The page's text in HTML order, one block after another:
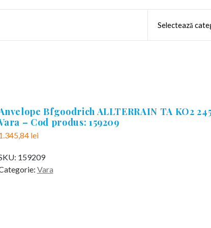
Bfgoodrich ALLTERRAIN TA KO2
– Cod produs: 159209
lei
159209
Vara